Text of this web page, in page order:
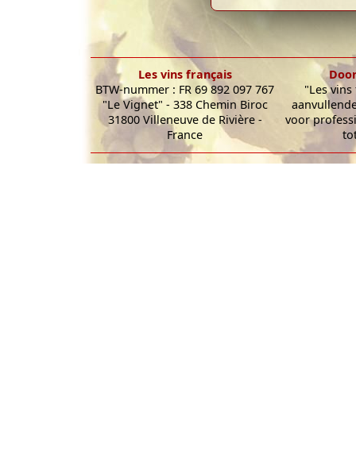
Les vins français
BTW-nummer : FR 69 892 097 767
"Le Vignet" - 338 Chemin Biroc
31800 Villeneuve de Rivière -
France
"Les
voor